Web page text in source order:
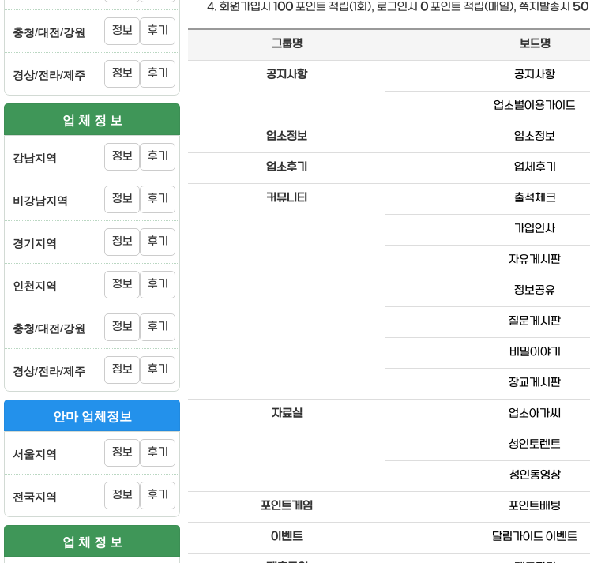
회원가입시100포인트 적립(1회), 로그인시0포인트 적립(매일), 쪽지발송시50
그룹명 보드명
공지사항 공지사항
업소별이용가이드
업소정보 업소정보
업소후기 업체후기
커뮤니티 출석체크
가입인사
자유게시판
정보공유
질문게시판
비밀이야기
장교게시판
자료실 업소아가씨
성인토렌트
성인동영상
포인트게임 포인트배팅
이벤트 달림가이드 이벤트
충청/대전/강원 정보 후기
경상/전라/제주 정보 후기
업 체 정 보
강남지역 정보 후기
비강남지역 정보 후기
경기지역 정보 후기
인천지역 정보 후기
충청/대전/강원 정보 후기
경상/전라/제주 정보 후기
안마 업체정보
서울지역 정보 후기
전국지역 정보 후기
업 체 정 보